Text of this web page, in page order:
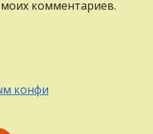
комментариев.
конфи